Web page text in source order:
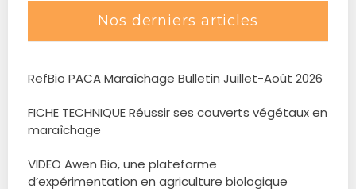
Nos derniers articles
RefBio PACA Maraîchage Bulletin Juillet-Août 2026
FICHE TECHNIQUE Réussir ses couverts végétaux en
maraîchage
VIDEO Awen Bio, une plateforme
d’expérimentation en agriculture biologique